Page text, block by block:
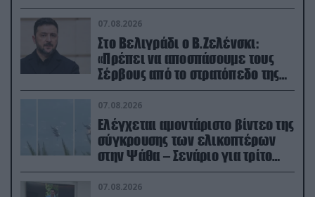
07.08.2026
Στο Βελιγράδι ο Β.Ζελένσκι:
«Πρέπει να αποσπάσουμε τους
Σέρβους από το στρατόπεδο της
Ρωσίας»
07.08.2026
Ελέγχεται αμοντάριστο βίντεο της
σύγκρουσης των ελικοπτέρων
στην Ψάθα – Σενάριο για τρίτο
ελικόπτερο
07.08.2026